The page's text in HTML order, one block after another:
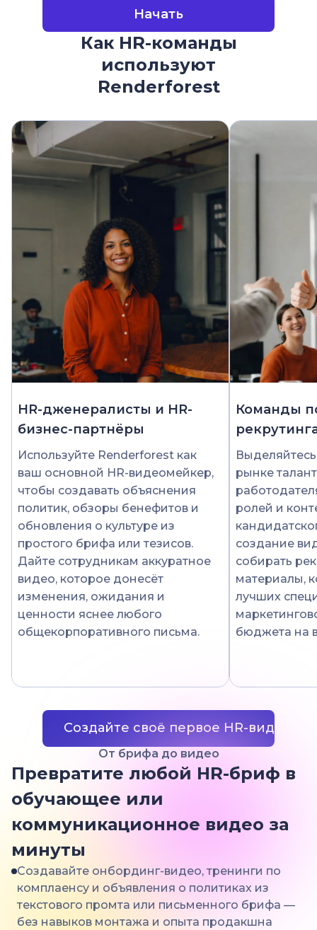
Начать
Как HR-команды
используют
Renderforest
HR-дженералисты и HR-
бизнес-партнёры
Используйте Renderforest как
ваш основной HR-видеомейкер,
чтобы создавать объяснения
политик, обзоры бенефитов и
обновления о культуре из
простого брифа или тезисов.
Дайте сотрудникам аккуратное
видео, которое донесёт
изменения, ожидания и
ценности яснее любого
общекорпоративного письма.
Команды
рынке
ролей и
создание
собирать
материалы,
лучших
бюджета на
Создайте своё первое HR-видео
От брифа до видео
Превратите любой HR-бриф в
обучающее или
коммуникационное видео за
минуты
Создавайте онбординг-видео, тренинги по
комплаенсу и объявления о политиках из
текстового промта или письменного брифа —
без навыков монтажа и опыта продакшна